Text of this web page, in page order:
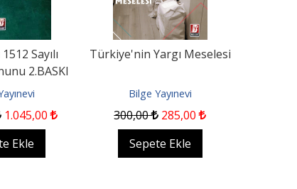
Sayılı
2.BASKI
1.045,00
Ekle
Türkiye'nin Yargı Meselesi
Bilge Yayınevi
300,00 285,00
Sepete Ekle